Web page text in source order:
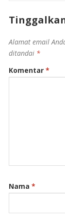
Alamat email
ditandai *
Komentar *
Nama *